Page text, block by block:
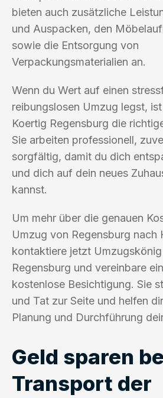
bieten auch zusätzliche
und Auspacken, den
sowie die Entsorgung von
Verpackungsmaterialien an.
Wenn du Wert auf einen
reibungslosen Umzug legst,
Koertig Regensburg die
Sie arbeiten professionell,
sorgfältig, damit du dich
und dich auf dein neues
kannst.
Um mehr über die genauen
Umzug von Regensburg nach
kontaktiere jetzt
Regensburg und vereinbare
kostenlose Besichtigung. Sie
und Tat zur Seite und helfen
Planung und Durchführung
Geld sparen
Transport der